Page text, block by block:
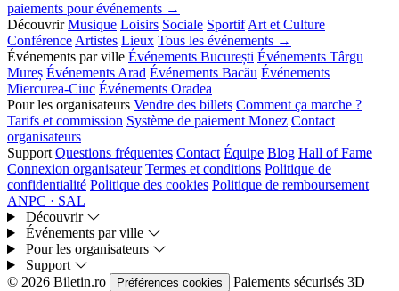
paiements pour événements →
Découvrir Musique Loisirs Sociale Sportif Art et Culture
Conférence Artistes Lieux Tous les événements →
Événements par ville Événements București Événements Târgu
Mureș Événements Arad Événements Bacău Événements
Miercurea-Ciuc Événements Oradea
Pour les organisateurs Vendre des billets Comment ça marche ?
Tarifs et commission Système de paiement Monez Contact
organisateurs
Support Questions fréquentes Contact Équipe Blog Hall of Fame
Connexion organisateur Termes et conditions Politique de
confidentialité Politique des cookies Politique de remboursement
ANPC · SAL
Découvrir
Événements par ville
Pour les organisateurs
Support
© 2026 Biletin.ro
Préférences cookies Paiements sécurisés 3D